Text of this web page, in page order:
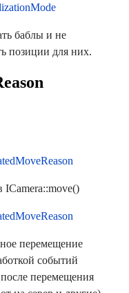
баблы и не
позиции для них.
перемещение
событий
перемещения